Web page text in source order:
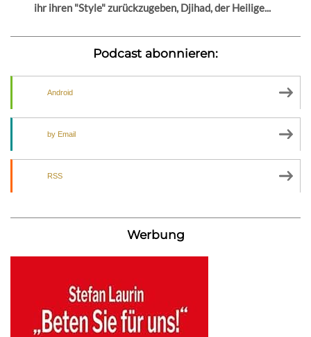
ihr ihren "Style" zurückzugeben, Djihad, der Heilige...
Podcast abonnieren:
Android
by Email
RSS
Werbung